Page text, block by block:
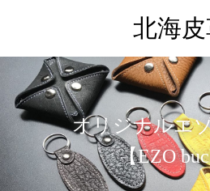
北海
オリジナルエ
【EZO